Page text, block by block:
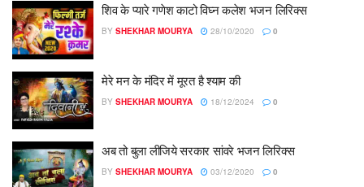
शिव के प्यारे गणेश काटो विघ्न कलेश भजन लिरिक्स
BY SHEKHAR MOURYA 28/10/2020 0
मेरे मन के मंदिर में मूरत है श्याम की
BY SHEKHAR MOURYA 18/12/2024 0
अब तो बुला लीजिये सरकार सांवरे भजन लिरिक्स
BY SHEKHAR MOURYA 03/12/2020 0